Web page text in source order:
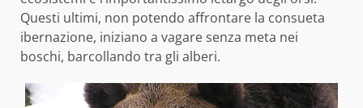
Questi ultimi, non potendo affrontare la consueta
ibernazione, iniziano a vagare senza meta nei
boschi, barcollando tra gli alberi.